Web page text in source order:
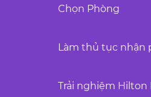
Chọn Phòng
Làm thủ tục nhận
Trải nghiệm Hilton